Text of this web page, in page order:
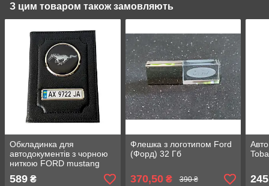
З цим товаром також замовляють
Обкладинка для
автодокументів з чорною
ниткою FORD mustang
589 ₴
Флешка з логотипом Ford
(Форд) 32 Гб
370,50₴ 390 ₴ 245